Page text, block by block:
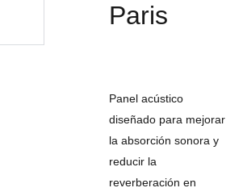
Paris
Panel acústico
diseñado para mejorar
la absorción sonora y
reducir la
reverberación en